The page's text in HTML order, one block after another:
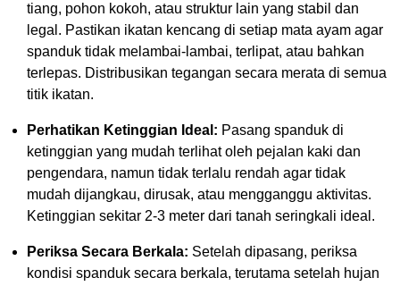
tiang, pohon kokoh, atau struktur lain yang stabil dan
legal. Pastikan ikatan kencang di setiap mata ayam agar
spanduk tidak melambai-lambai, terlipat, atau bahkan
terlepas. Distribusikan tegangan secara merata di semua
titik ikatan.
Perhatikan Ketinggian Ideal: Pasang spanduk di
ketinggian yang mudah terlihat oleh pejalan kaki dan
pengendara, namun tidak terlalu rendah agar tidak
mudah dijangkau, dirusak, atau mengganggu aktivitas.
Ketinggian sekitar 2-3 meter dari tanah seringkali ideal.
Periksa Secara Berkala: Setelah dipasang, periksa
kondisi spanduk secara berkala, terutama setelah hujan